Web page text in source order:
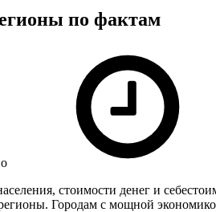
по фактам
стоимости денег и
Городам с мощной